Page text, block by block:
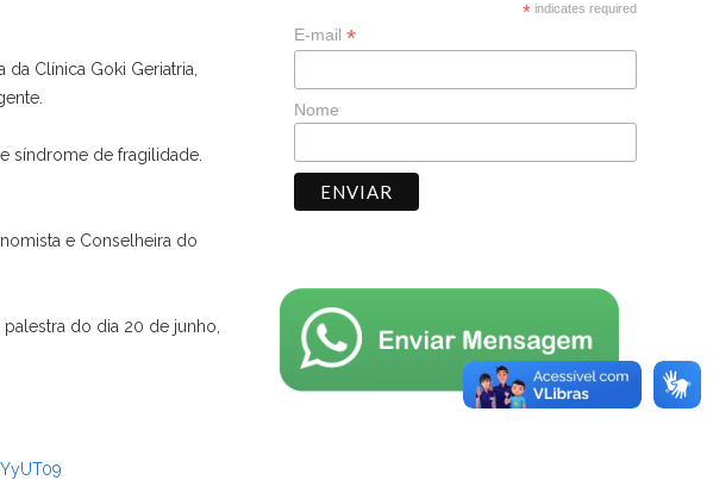
Clínica Goki Geriatria,
síndrome de fragilidade.
e Conselheira do
do dia 20 de junho,
* indicates required
E-mail *
Nome